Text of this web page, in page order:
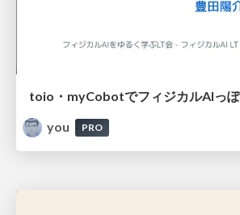
you
PRO